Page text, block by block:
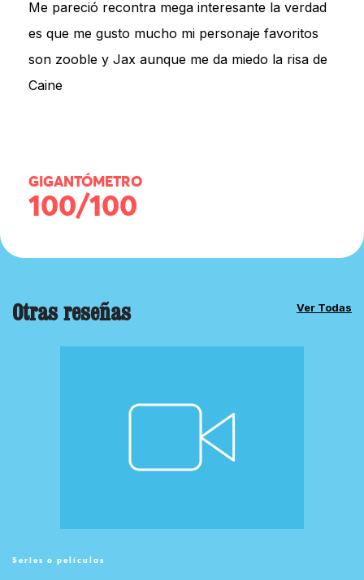
Me pareció recontra mega interesante la verdad
es que me gusto mucho mi personaje favoritos
son zooble y Jax aunque me da miedo la risa de
Caine
GIGANTÓMETRO
100/100
Otras reseñas Ver Todas
Series o películas